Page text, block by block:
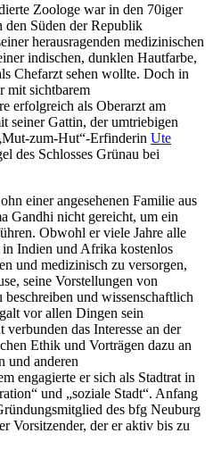
Zoologe war in den 70iger
den Süden der Republik
herausragenden medizinischen
indischen, dunklen Hautfarbe,
Chefarzt sehen wollte. Doch in
mit sichtbarem
erfolgreich als Oberarzt am
seiner Gattin, der umtriebigen
zum-Hut“-Erfinderin Ute
des Schlosses Grünau bei
einer angesehenen Familie aus
Gandhi nicht gereicht, um ein
Obwohl er viele Jahre alle
Indien und Afrika kostenlos
und medizinisch zu versorgen,
seine Vorstellungen von
und wissenschaftlich
vor allen Dingen sein
verbunden das Interesse an der
Ethik und Vorträgen dazu an
und anderen
engagierte er sich als Stadtrat in
und „soziale Stadt“. Anfang
des bfg Neuburg
Vorsitzender, der er aktiv bis zu